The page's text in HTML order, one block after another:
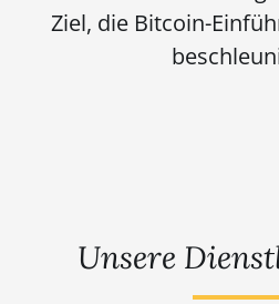
Ziel, die Bitcoin-
Unsere